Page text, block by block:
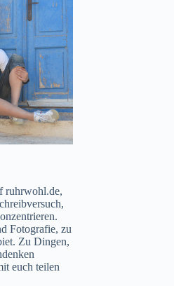
ruhrwohl.de,
Fotografie, zu
Zu Dingen,
euch teilen